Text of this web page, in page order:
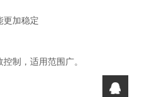
更加稳定
制，适用范围广。